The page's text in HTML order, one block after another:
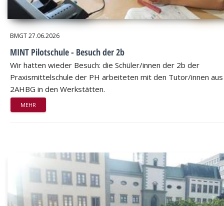
BMGT27.06.2026
MINT Pilotschule - Besuch der 2b
Wir hatten wieder Besuch: die Schüler/innen der 2b der
Praxismittelschule der PH arbeiteten mit den Tutor/innen
2AHBG in den Werkstätten.
MEHR